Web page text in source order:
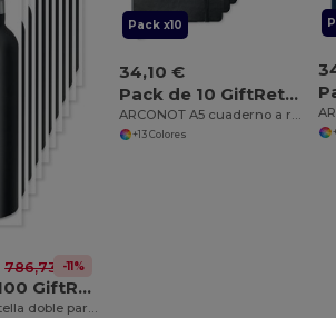
786,73 €-11%
Pack de 100 GiftRetail MO9431
HELSINKI Botella doble pared 500 ml
Pack x10
34,10 €
Pack de 10 GiftRetail MO1804
ARCONOT A5 cuaderno a rayas
+13 Colores